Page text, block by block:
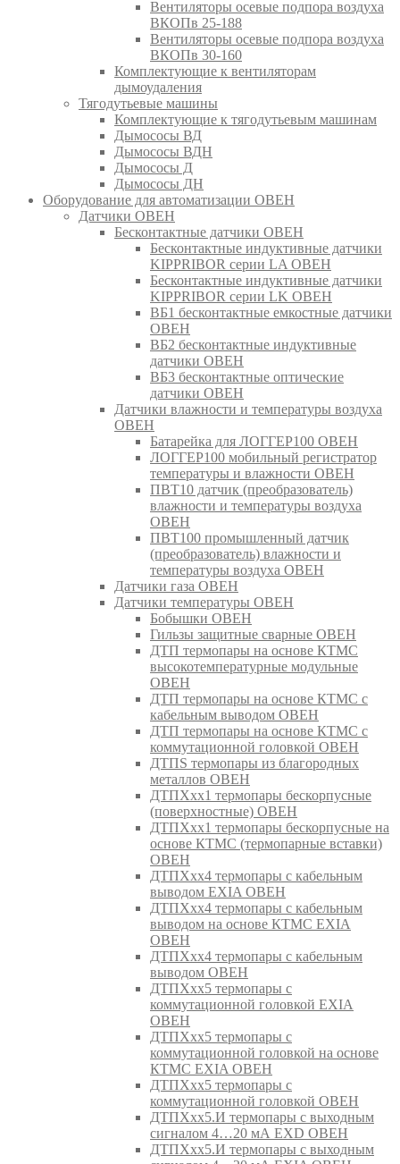
Вентиляторы осевые подпора воздуха
ВКОПв 25-188
Вентиляторы осевые подпора воздуха
ВКОПв 30-160
Комплектующие к вентиляторам
дымоудаления
Тягодутьевые машины
Комплектующие к тягодутьевым машинам
Дымососы ВД
Дымососы ВДН
Дымососы Д
Дымососы ДН
Оборудование для автоматизации ОВЕН
Датчики ОВЕН
Бесконтактные датчики ОВЕН
Бесконтактные индуктивные датчики
KIPPRIBOR серии LA ОВЕН
Бесконтактные индуктивные датчики
KIPPRIBOR серии LK ОВЕН
ВБ1 бесконтактные емкостные датчики
ОВЕН
ВБ2 бесконтактные индуктивные
датчики ОВЕН
ВБ3 бесконтактные оптические
датчики ОВЕН
Датчики влажности и температуры воздуха
ОВЕН
Батарейка для ЛОГГЕР100 ОВЕН
ЛОГГЕР100 мобильный регистратор
температуры и влажности ОВЕН
ПВТ10 датчик (преобразователь)
влажности и температуры воздуха
ОВЕН
ПВТ100 промышленный датчик
(преобразователь) влажности и
температуры воздуха ОВЕН
Датчики газа ОВЕН
Датчики температуры ОВЕН
Бобышки ОВЕН
Гильзы защитные сварные ОВЕН
ДТП термопары на основе КТМС
высокотемпературные модульные
ОВЕН
ДТП термопары на основе КТМС с
кабельным выводом ОВЕН
ДТП термопары на основе КТМС с
коммутационной головкой ОВЕН
ДТПS термопары из благородных
металлов ОВЕН
ДТПХхх1 термопары бескорпусные
(поверхностные) ОВЕН
ДТПХхх1 термопары бескорпусные на
основе КТМС (термопарные вставки)
ОВЕН
ДТПХхх4 термопары с кабельным
выводом EXIA ОВЕН
ДТПХхх4 термопары с кабельным
выводом на основе КТМС EXIA
ОВЕН
ДТПХхх4 термопары с кабельным
выводом ОВЕН
ДТПХхх5 термопары с
коммутационной головкой EXIA
ОВЕН
ДТПХхх5 термопары с
коммутационной головкой на основе
КТМС EXIA ОВЕН
ДТПХхх5 термопары с
коммутационной головкой ОВЕН
ДТПХхх5.И термопары с выходным
сигналом 4…20 мА EXD ОВЕН
ДТПХхх5.И термопары с выходным